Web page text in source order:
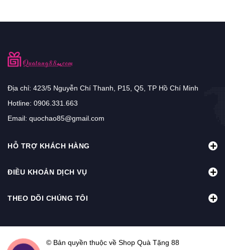
Địa chỉ: 423/5 Nguyễn Chí Thanh, P15, Q5, TP Hồ Chí Minh
Hotline: 0906.331.663
Email: quochao85@gmail.com
HỖ TRỢ KHÁCH HÀNG
ĐIỀU KHOẢN DỊCH VỤ
THEO DÕI CHÚNG TÔI
© Bản quyền thuộc về Shop Quà Tặng 88